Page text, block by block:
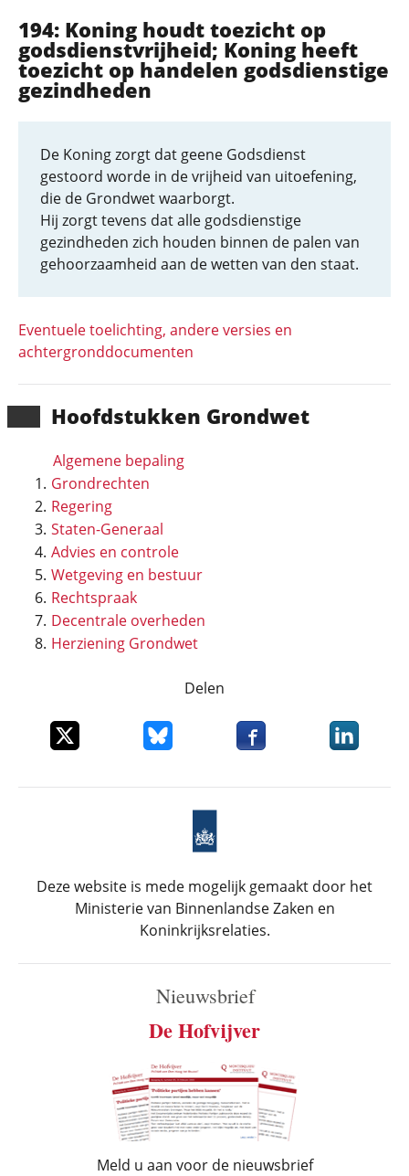
Hoofd­stukken Grondwet
Algemene bepaling
Grondrechten
Regering
Staten-Generaal
Advies en controle
Wetgeving en bestuur
Rechtspraak
Decentrale overheden
Herziening Grondwet
194: Koning houdt toezicht op
godsdienstvrijheid; Koning heeft
toezicht op handelen godsdienstige
gezindheden
De Koning zorgt dat geene Godsdienst
gestoord worde in de vrijheid van uitoefening,
die de Grondwet waarborgt.
Hij zorgt tevens dat alle godsdienstige
gezindheden zich houden binnen de palen van
gehoorzaamheid aan de wetten van den staat.
Eventuele toelichting, andere versies en
achtergronddocumenten
Delen
Deel dit item op XDeel dit item op Bluesky
Deel dit item opDeel dit
Deze website is mede mogelijk gemaakt door het
Ministerie van Binnenlandse Zaken en
Koninkrijksrelaties.
Nieuwsbrief
De Hofvijver
Meld u aan voor de nieuwsbrief